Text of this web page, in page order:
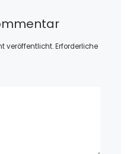
veröffentlicht.Erforderliche